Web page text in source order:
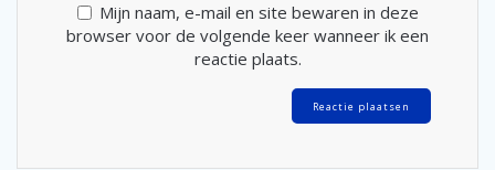
Mijn naam, e-mail en site bewaren in deze
browser voor de volgende keer wanneer ik een
reactie plaats.